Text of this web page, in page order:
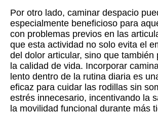
Por otro lado, caminar despacio
especialmente beneficioso para
con problemas previos en las
que esta actividad no solo evita el
del dolor articular, sino que también
la calidad de vida. Incorporar
lento dentro de la rutina diaria es
eficaz para cuidar las rodillas sin
estrés innecesario, incentivando la
la movilidad funcional durante más